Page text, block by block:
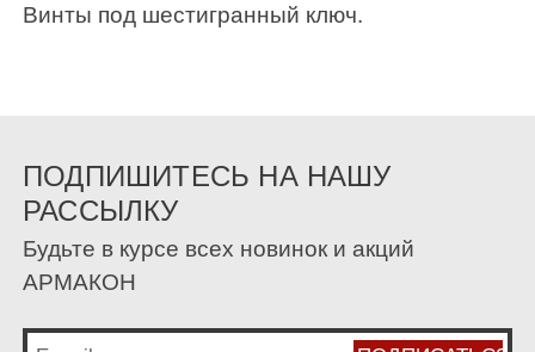
Винты под шестигранный ключ.
ПОДПИШИТЕСЬ НА НАШУ
РАССЫЛКУ
Будьте в курсе всех новинок и акций
АРМАКОН